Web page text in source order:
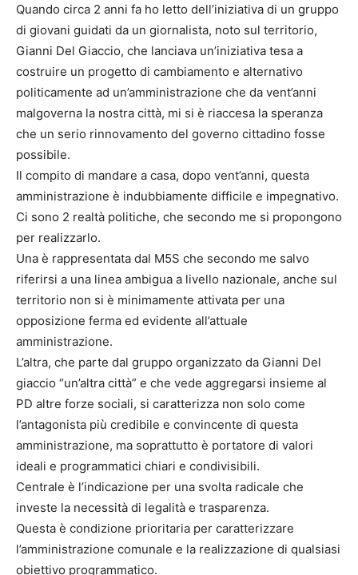
Quando circa 2 anni fa ho letto dell’iniziativa di un gruppo
di giovani guidati da un giornalista, noto sul territorio,
Gianni Del Giaccio, che lanciava un’iniziativa tesa a
costruire un progetto di cambiamento e alternativo
politicamente ad un’amministrazione che da vent’anni
malgoverna la nostra città, mi si è riaccesa la speranza
che un serio rinnovamento del governo cittadino fosse
possibile.
Il compito di mandare a casa, dopo vent’anni, questa
amministrazione è indubbiamente difficile e impegnativo.
Ci sono 2 realtà politiche, che secondo me si propongono
per realizzarlo.
Una è rappresentata dal M5S che secondo me salvo
riferirsi a una linea ambigua a livello nazionale, anche sul
territorio non si è minimamente attivata per una
opposizione ferma ed evidente all’attuale
amministrazione.
L’altra, che parte dal gruppo organizzato da Gianni Del
giaccio “un’altra città” e che vede aggregarsi insieme al
PD altre forze sociali, si caratterizza non solo come
l’antagonista più credibile e convincente di questa
amministrazione, ma soprattutto è portatore di valori
ideali e programmatici chiari e condivisibili.
Centrale è l’indicazione per una svolta radicale che
investe la necessità di legalità e trasparenza.
Questa è condizione prioritaria per caratterizzare
l’amministrazione comunale e la realizzazione di qualsiasi
obiettivo programmatico.